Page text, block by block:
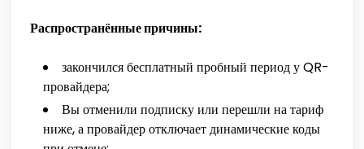
Распространённые причины:
закончился бесплатный пробный период у QR-
провайдера;
Вы отменили подписку или перешли на тариф
ниже, а провайдер отключает динамические коды